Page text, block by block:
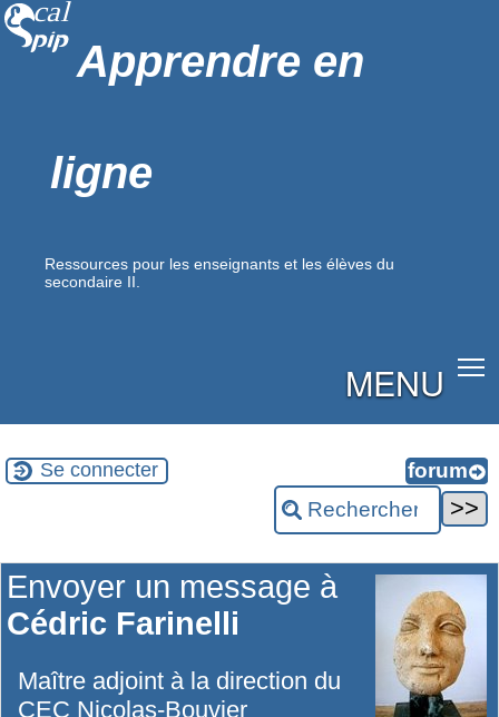
Apprendre en
ligne
Ressources pour les enseignants et les élèves du
secondaire II.
MENU
Se connecter
Envoyer un message à
Cédric Farinelli
Maître adjoint à la direction du
CEC Nicolas-Bouvier